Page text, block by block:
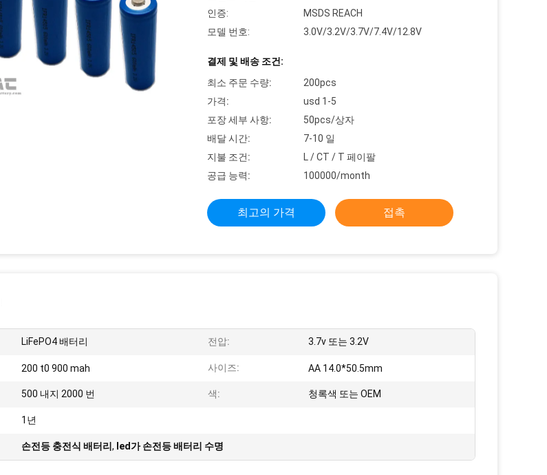
인증:
MSDS REACH
모델 번호:
3.0V/3.2V/3.7V/7.4V/12.8V
결제 및 배송 조건:
최소 주문 수량:
200pcs
가격:
usd 1-5
포장 세부 사항:
50pcs/상자
배달 시간:
7-10 일
지불 조건:
L / CT / T 페이팔
공급 능력:
100000/month
최고의 가격 접촉
LiFePO4 배터리 전압: 3.7v 또는 3.2V
200 t0 900 mah 사이즈: AA 14.0*50.5mm
500 내지 2000 번 색: 청록색 또는 OEM
1년
손전등 충전식 배터리 , led가 손전등 배터리 수명